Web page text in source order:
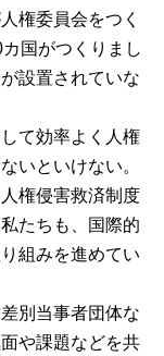
権委員会をつく
国がつくりまし
設置されていな
て効率よく人権
いといけない。
権侵害救済制度
たちも、国際的
組みを進めてい
別当事者団体な
や課題などを共